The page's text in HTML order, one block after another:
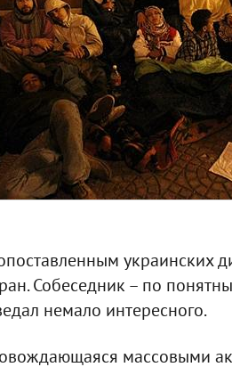
украинских
Собеседник – по
немало интересного.
массовыми